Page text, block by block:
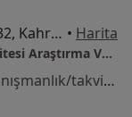
Hastane Cad.Yörükselim Mah. No:32, Kahramanmaraş • Harita
Kahramanmaraş Sütçü İmam Üniversitesi Araştırma Ve Uygulama Hastanesi
Bu uzman ilgili adres için online danışmanlık/takvim sunmuyor.